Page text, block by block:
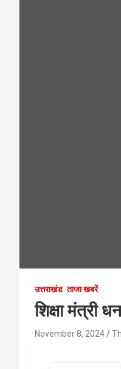
उत्तराखंड ताजा खबरें
शिक्षा मंत्री
November 8, 2024